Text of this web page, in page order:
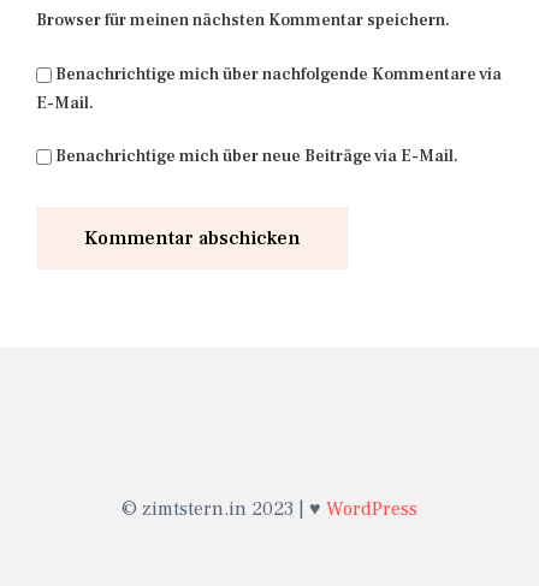
Browser für meinen nächsten Kommentar speichern.
Benachrichtige mich über nachfolgende Kommentare via
E-Mail.
Benachrichtige mich über neue Beiträge via E-Mail.
© zimtstern.in 2023 | ♥ WordPress